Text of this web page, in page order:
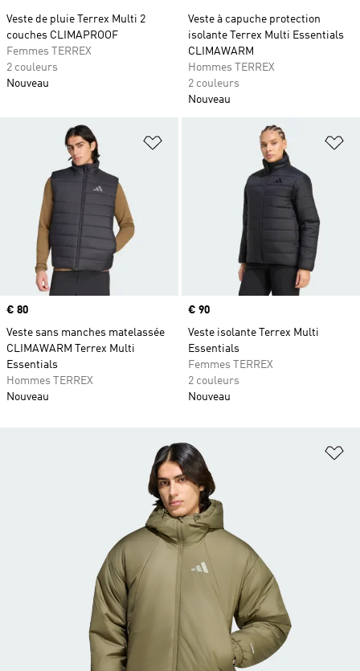
Veste de pluie Terrex Multi 2
couches CLIMAPROOF
Femmes TERREX
2 couleurs
Nouveau
Veste à capuche protection
isolante Terrex Multi Essentials
CLIMAWARM
Hommes TERREX
2 couleurs
Nouveau
Ajouter à la Liste de produits
Prix
€ 80
Veste sans manches matelassée
CLIMAWARM Terrex Multi
Essentials
Hommes TERREX
Nouveau
Prix
€ 90
Veste isolante Terrex Multi
Essentials
Femmes TERREX
2 couleurs
Nouveau